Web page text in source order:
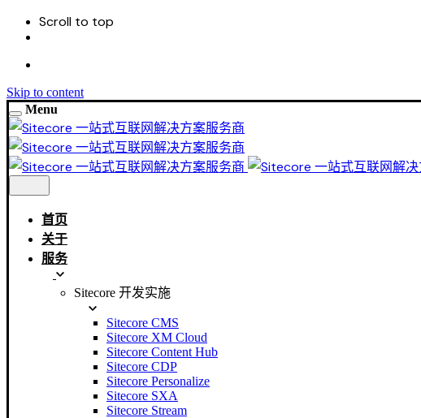
Scroll to top
Skip to content
Menu
首页
关于
服务
Sitecore 开发实施
Sitecore CMS
Sitecore XM Cloud
Sitecore Content Hub
Sitecore CDP
Sitecore Personalize
Sitecore SXA
Sitecore Stream